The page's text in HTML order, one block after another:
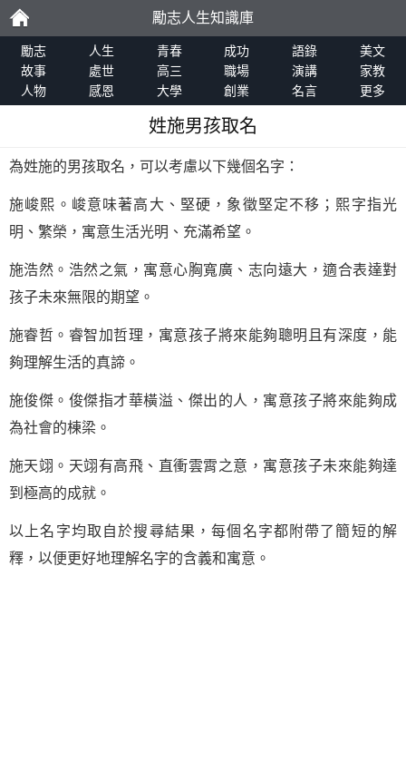
勵
志
勵志人生知識庫
勵志 人生 青春 成功 語錄
美文
故事
處世 高三 職場 演講
家教
人物
感恩 大學 創業 名言 更多
姓施男孩取名
為姓施的男孩取名，可以考慮以下幾個名字：
施峻熙。峻意味著高大、堅硬，象徵堅定不移；熙字指光
明、繁榮，寓意生活光明、充滿希望。
施浩然。浩然之氣，寓意心胸寬廣、志向遠大，適合表達對
孩子未來無限的期望。
施睿哲。睿智加哲理，寓意孩子將來能夠聰明且有深度，能
夠理解生活的真諦。
施俊傑。俊傑指才華橫溢、傑出的人，寓意孩子將來能夠成
為社會的棟梁。
施天翊。天翊有高飛、直衝雲霄之意，寓意孩子未來能夠達
到極高的成就。
以上名字均取自於搜尋結果，每個名字都附帶了簡短的解
釋，以便更好地理解名字的含義和寓意。